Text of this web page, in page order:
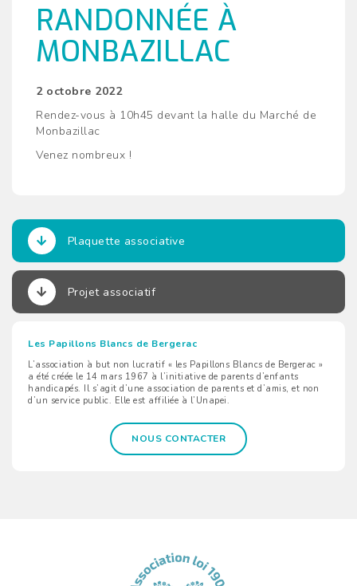
RANDONNÉE À
MONBAZILLAC
2 octobre 2022
Rendez-vous à 10h45 devant la halle du Marché de
Monbazillac
Venez nombreux !
Plaquette associative
Projet associatif
Les Papillons Blancs de Bergerac
L’association à but non lucratif « les Papillons Blancs de Bergerac »
a été créée le 14 mars 1967 à l’initiative de parents d’enfants
handicapés. Il s’agit d’une association de parents et d’amis, et non
d’un service public. Elle est affiliée à l’Unapei.
NOUS CONTACTER